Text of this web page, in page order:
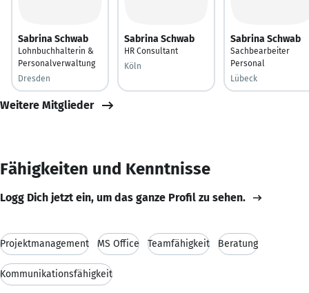
Sabrina Schwab
Lohnbuchhalterin &
Personalverwaltung
Dresden
Sabrina Schwab
HR Consultant
Köln
Sabrina Schwab
Sachbearbeiter
Personal
Lübeck
Weitere Mitglieder
Fähigkeiten und Kenntnisse
Logg Dich jetzt ein, um das ganze Profil zu sehen.
Projektmanagement MS Office Teamfähigkeit Beratung
Kommunikationsfähigkeit